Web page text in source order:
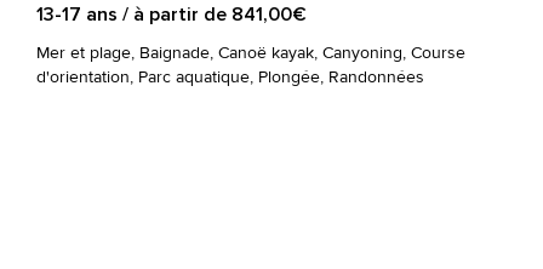
13-17 ans / à partir de 841,00€
Mer et plage, Baignade, Canoë kayak, Canyoning, Course
d'orientation, Parc aquatique, Plongée, Randonnées